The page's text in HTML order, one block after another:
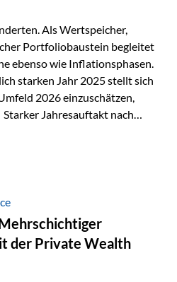
Als Wertspeicher,
Portfoliobaustein begleitet
ebenso wie Inflationsphasen.
starken Jahr 2025 stellt sich
2026 einzuschätzen,
Jahresauftakt nach
Zwischen dem
2025 war ein außergewöhnlich
Durchschnitt über alle
zeigt sich ebenfalls ein
der Private Wealth